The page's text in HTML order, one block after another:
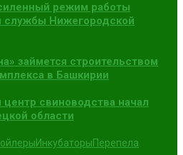
режим работы
службы Нижегородской
займется строительством
в Башкирии
центр свиноводства начал
области
ИнкубаторыПерепела